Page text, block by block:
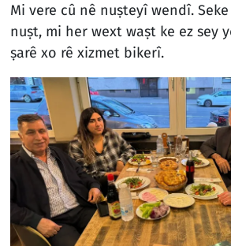
Mi vere cû nê nuṣteyî wendî.
nuṣt, mi her wext waṣt ke ez sey
ṣarê xo rê xizmet bikerî.